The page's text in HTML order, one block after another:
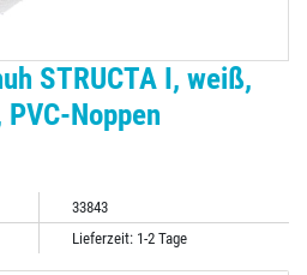
STRUCTA I, weiß,
Noppen
33843
Lieferzeit: 1-2 Tage